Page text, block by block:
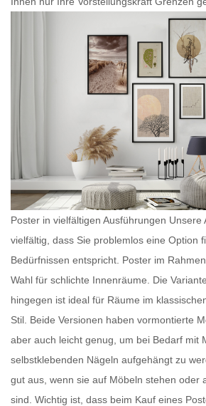
Poster in vielfältigen Ausführungen Unsere
vielfältig, dass Sie problemlos eine Option
Bedürfnissen entspricht. Poster im Rahmen
Wahl für schlichte Innenräume. Die
hingegen ist ideal für Räume im
Stil. Beide Versionen haben vormontierte
aber auch leicht genug, um bei Bedarf mit
selbstklebenden Nägeln aufgehängt zu
gut aus, wenn sie auf Möbeln stehen oder
sind. Wichtig ist, dass beim Kauf eines